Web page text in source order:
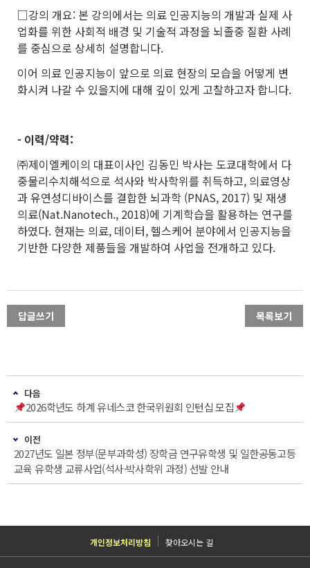
□강의 개요: 본 강의에서는 의료 인공지능의 개발과 실제 사
업화를 위한 사회적 배경 및 기술적 과정을 뇌졸중 질환 사례
를 중심으로 상세히 설명합니다.
이어 의료 인공지능이 앞으로 의료 현장의 모습을 어떻게 변
화시켜 나갈 수 있을지에 대해 깊이 있게 고찰하고자 합니다.
- 이력/약력:
㈜제이엘케이의 대표이사인 김동민 박사는 도쿄대학에서 다
중물리수치해석으로 석사와 박사학위를 취득하고, 의료영상
과 유연성디바이스를 결합한 뇌과학 (PNAS, 2017) 및 재생
의료(Nat.Nanotech., 2018)에 기계학습을 활용하는 연구를
하였다. 현재는 의료, 데이터, 헬스케어 분야에서 인공지능을
기반한 다양한 제품들을 개발하여 사업을 전개하고 있다.
답글쓰기 목록보기
다음
2026학년도 하계 유네스코 한국위원회 인턴십 모집
이전
2027년도 일본 정부(문부과학성) 장학금 연구유학생 및 일한공동고등
교육 유학생 교류사업(석사·박사학위 과정) 선발 안내
개인정보처리방침 찾아오시는 길